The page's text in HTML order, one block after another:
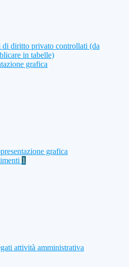
di diritto privato controllati (da
in tabelle)
grafica
grafica
1
attività amministrativa